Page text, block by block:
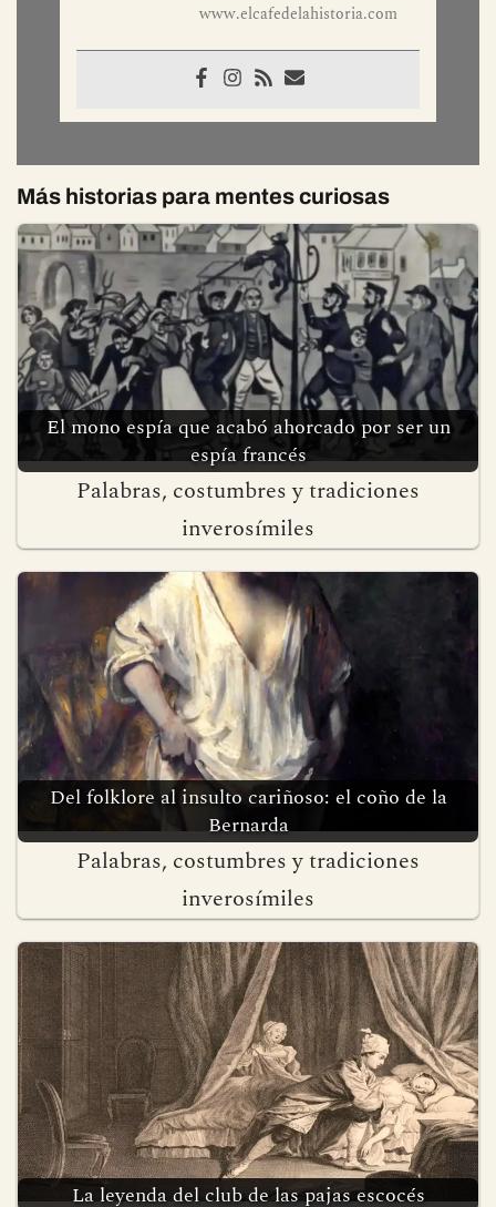
www.elcafedelahistoria.com
Más historias para mentes curiosas
El mono espía que acabó ahorcado por ser un
espía francés
Palabras, costumbres y tradiciones
inverosímiles
Del folklore al insulto cariñoso: el coño de la
Bernarda
Palabras, costumbres y tradiciones
inverosímiles
La leyenda del club de las pajas escocés